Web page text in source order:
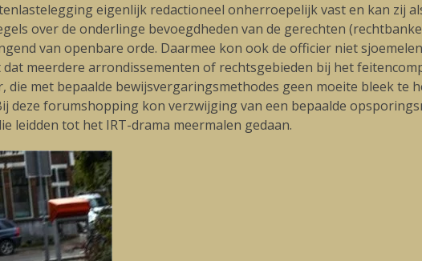
eigenlijk redactioneel onherroepelijk vast en kan zij
over de onderlinge bevoegdheden van de gerechten
van openbare orde. Daarmee kon ook de officier niet
meerdere arrondissementen of rechtsgebieden bij het
met bepaalde bewijsvergaringsmethodes geen moeite bleek te
deze forumshopping kon verzwijging van een bepaalde
leidden tot het IRT-drama meermalen gedaan.